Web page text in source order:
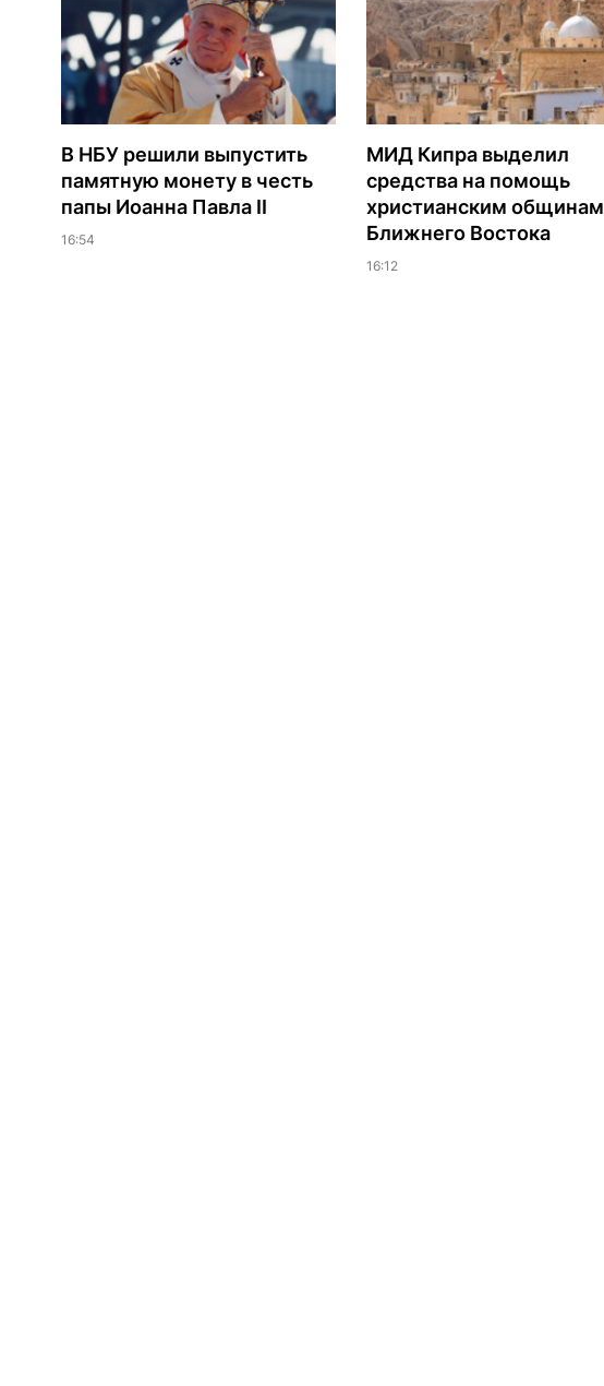
В НБУ решили выпустить
памятную монету в честь
папы Иоанна Павла II
16:54
МИД Кипра выделил
средства на помощь
христианским общинам
Ближнего Востока
16:12